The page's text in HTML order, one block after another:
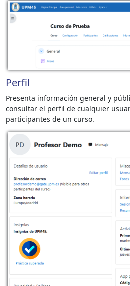
Perfil
Presenta información general y
consultar el perfil de cualquier
participantes de un curso.